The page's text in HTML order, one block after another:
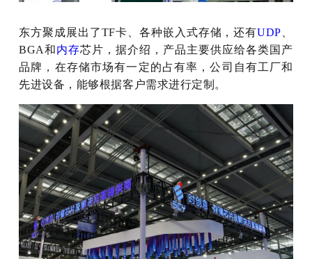
东方聚成展出了TF卡、各种嵌入式存储，还有UDP
BGA和内存芯片，据介绍，产品主要供应给各类国产
品牌，在存储市场有一定的占有率，公司自有工厂和
先进设备，能够根据客户需求进行定制。